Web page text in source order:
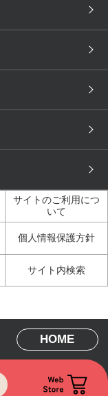
Innerwear
ルスタイル
科学研究開発センター
（マンガ）
サイトのご利用につ
いて
個人情報保護方針
サイト内検索
HOME